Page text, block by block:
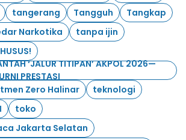
tangerang Tangguh
Tangkap
Narkotika
tanpa ijin
‘JALUR TITIPAN’ AKPOL 2026—
PRESTASI
Zero Halinar
teknologi
toko
Jakarta Selatan